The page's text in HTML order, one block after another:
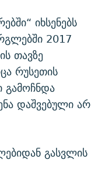
იხსენებს
2017
თავზე
რუსეთის
გამოჩნდა
დაშვებული არ
გასვლის